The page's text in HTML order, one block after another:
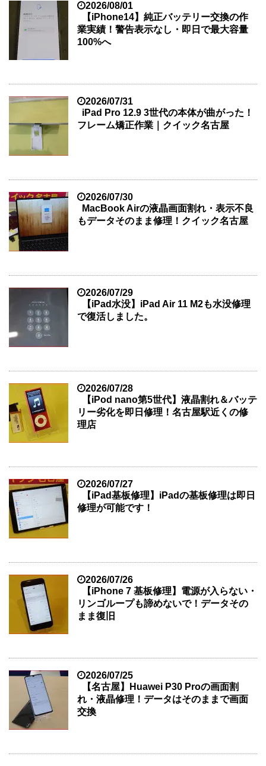
2026/08/01
【iPhone14】純正バッテリー交換の作
業実績！警告表示なし・即日で最大容量
100%へ
2026/07/31
iPad Pro 12.9 3世代の本体が曲がった！
フレーム矯正作業｜クイック名古屋
2026/07/30
MacBook Airの液晶画面割れ・表示不良
もデータそのまま修理！クイック名古屋
2026/07/29
【iPad水没】iPad Air 11 M2も水没修理
で復活しました。
2026/07/28
【iPod nano第5世代】液晶割れ＆バッテ
リー劣化を即日修理！名古屋駅近くの修
理店
2026/07/27
【iPad基板修理】iPadの基板修理は即日
修理が可能です！
2026/07/26
【iPhone 7 基板修理】電源が入らない・
リンゴループも諦めないで！データその
まま復旧
2026/07/25
【名古屋】Huawei P30 Proの画面割
れ・液晶修理！データはそのままで画面
交換